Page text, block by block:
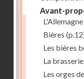
Avant-
Bières
Les bières
La
Les orges